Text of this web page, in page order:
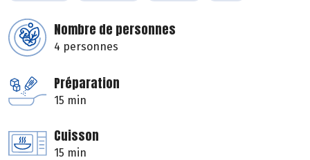
Nombre de personnes
4 personnes
Préparation
15 min
Cuisson
15 min